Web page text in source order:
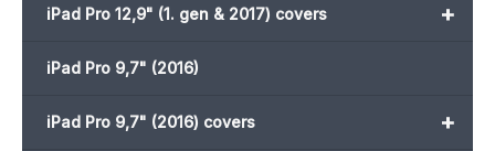
+
iPad Pro 12,9" (1. gen & 2017) covers
iPad Pro 9,7" (2016)
+
iPad Pro 9,7" (2016) covers